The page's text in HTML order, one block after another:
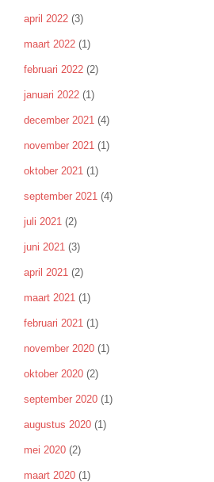
april 2022 (3)
maart 2022 (1)
februari 2022 (2)
januari 2022 (1)
december 2021 (4)
november 2021 (1)
oktober 2021 (1)
september 2021 (4)
juli 2021 (2)
juni 2021 (3)
april 2021 (2)
maart 2021 (1)
februari 2021 (1)
november 2020 (1)
oktober 2020 (2)
september 2020 (1)
augustus 2020 (1)
mei 2020 (2)
maart 2020 (1)